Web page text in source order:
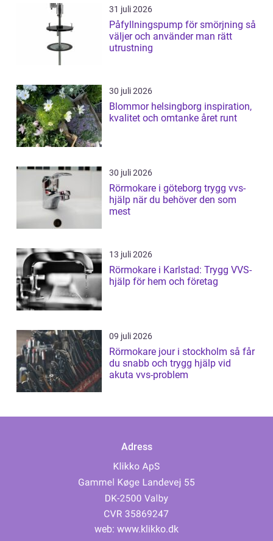
31 juli 2026
Påfyllningspump för smörjning så
väljer och använder man rätt
utrustning
30 juli 2026
Blommor helsingborg inspiration,
kvalitet och omtanke året runt
30 juli 2026
Rörmokare i göteborg trygg vvs-
hjälp när du behöver den som
mest
13 juli 2026
Rörmokare i Karlstad: Trygg VVS-
hjälp för hem och företag
09 juli 2026
Rörmokare jour i stockholm så får
du snabb och trygg hjälp vid
akuta vvs-problem
Adress
web: www.klikko.dk